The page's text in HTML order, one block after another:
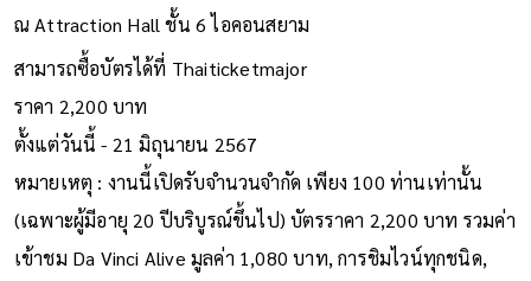
ณ Attraction Hall ชั้น 6 ไอคอนสยาม
สามารถซื้อบัตรได้ที่ Thaiticketmajor
ราคา 2,200 บาท
ตั้งแต่วันนี้ - 21 มิถุนายน 2567
หมายเหตุ : งานนี้เปิดรับจำนวนจำกัด เพียง 100 ท่านเท่านั้น
(เฉพาะผู้มีอายุ 20 ปีบริบูรณ์ขึ้นไป) บัตรราคา 2,200 บาท รวมค่า
เข้าชม Da Vinci Alive มูลค่า 1,080 บาท, การชิมไวน์ทุกชนิด,